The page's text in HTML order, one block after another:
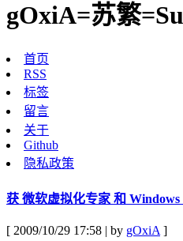
gOxiA=苏繁
首页
RSS
标签
留言
关于
Github
隐私政策
获 微软虚拟化专家 和
[ 2009/10/29 17:58 | by gOxiA]